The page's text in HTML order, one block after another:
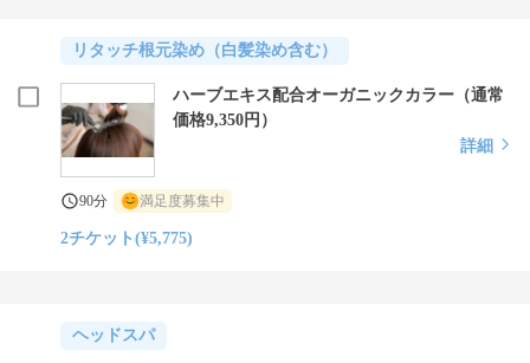
リタッチ根元染め（白髪染め含む）
ハーブエキス配合オーガニックカラー（通常
価格9,350円）
詳細
90分 満足度募集中
2チケット(¥5,775)
ヘッドスパ